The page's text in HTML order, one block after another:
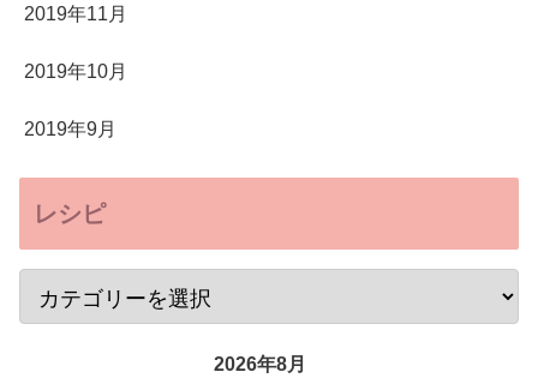
2019年11月
2019年10月
2019年9月
レシピ
2026年8月